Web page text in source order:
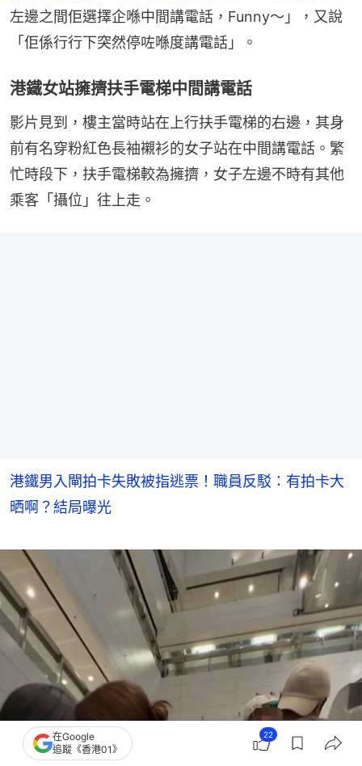
左邊之間佢選擇企喺中間講電話，Funny～」，又說
「佢係行行下突然停咗喺度講電話」。
港鐵女站擁擠扶手電梯中間講電話
影片見到，樓主當時站在上行扶手電梯的右邊，其身
前有名穿粉紅色長袖襯衫的女子站在中間講電話。繁
忙時段下，扶手電梯較為擁擠，女子左邊不時有其他
乘客「攝位」往上走。
港鐵男入閘拍卡失敗被指逃票！職員反駁：有拍卡大
晒啊？結局曝光
在Google
追蹤《香港01》
22